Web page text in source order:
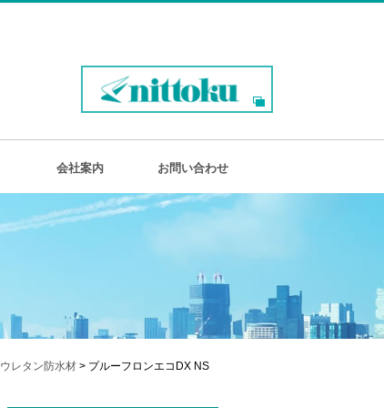
会社案内 お問い合わせ
ウレタン防水材 > プルーフロンエコDX NS